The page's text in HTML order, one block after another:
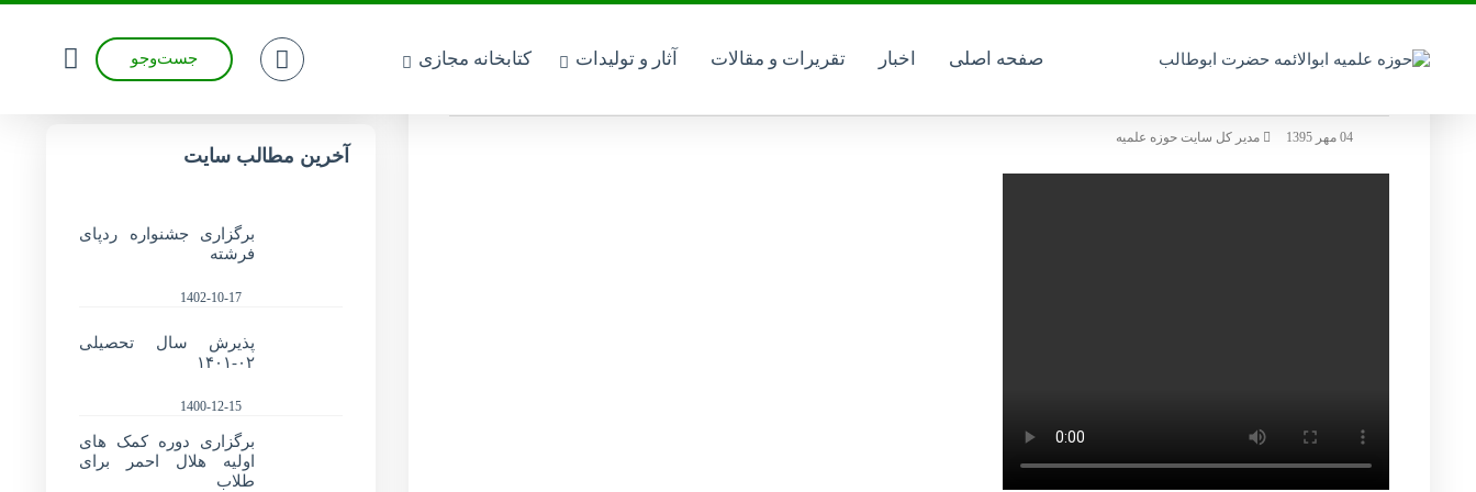
صفحه اصلی اخبار تقریرات و مقالات آثار و تولیدات کتابخانه مجازی جست‌وجو
04 مهر 1395 مدیر کل سایت حوزه علمیه
آخرین مطالب سایت
برگزاری جشنواره ردپای
فرشته
1402-10-17
پذیرش سال تحصیلی
۰۲-۱۴۰۱
1400-12-15
برگزاری دوره کمک های
اولیه هلال احمر برای
طلاب